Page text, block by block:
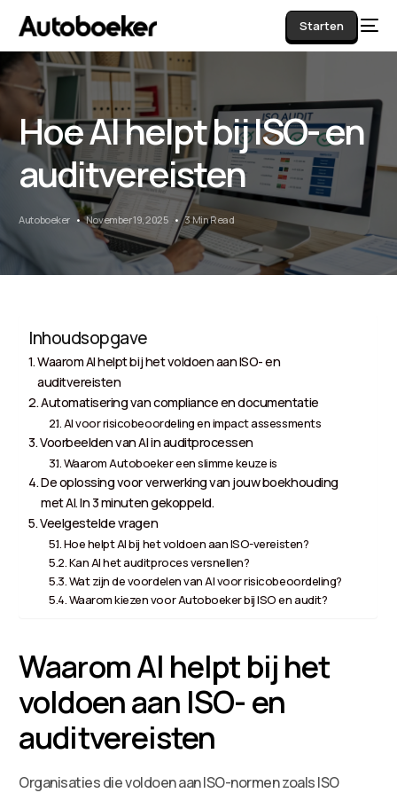
Starten
Hoe AI helpt bij ISO- en
auditvereisten
Autoboeker November 19, 2025 3 Min Read
Inhoudsopgave
Waarom AI helpt bij het voldoen aan ISO- en
auditvereisten
Automatisering van compliance en documentatie
AI voor risicobeoordeling en impact assessments
Voorbeelden van AI in auditprocessen
Waarom Autoboeker een slimme keuze is
De oplossing voor verwerking van jouw boekhouding
met AI. In 3 minuten gekoppeld.
Veelgestelde vragen
Hoe helpt AI bij het voldoen aan ISO-vereisten?
Kan AI het auditproces versnellen?
Wat zijn de voordelen van AI voor risicobeoordeling?
Waarom kiezen voor Autoboeker bij ISO en audit?
Waarom AI helpt bij het
voldoen aan ISO- en
auditvereisten
Organisaties die voldoen aan ISO-normen zoals ISO
AI